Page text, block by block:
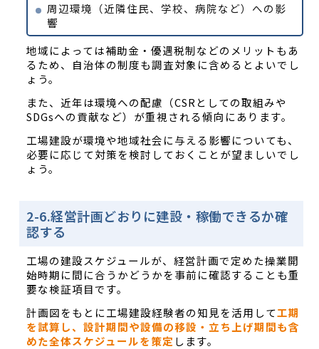
周辺環境（近隣住民、学校、病院など）への影
響
地域によっては補助金・優遇税制などのメリットもあ
るため、自治体の制度も調査対象に含めるとよいでし
ょう。
また、近年は環境への配慮（CSRとしての取組みや
SDGsへの貢献など）が重視される傾向にあります。
工場建設が環境や地域社会に与える影響についても、
必要に応じて対策を検討しておくことが望ましいでし
ょう。
2-6.経営計画どおりに建設・稼働できるか確
認する
工場の建設スケジュールが、経営計画で定めた操業開
始時期に間に合うかどうかを事前に確認することも重
要な検証項目です。
計画図をもとに工場建設経験者の知見を活用して工期
を試算し、設計期間や設備の移設・立ち上げ期間も含
めた全体スケジュールを策定します。